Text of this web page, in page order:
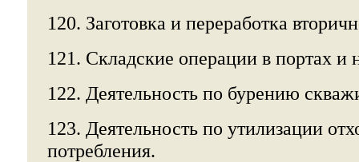
120. Заготовка и переработка
121. Складские операции в портах и
122. Деятельность по бурению
123. Деятельность по утилизации
потребления.